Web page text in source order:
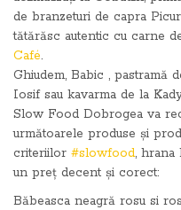
de branzeturi de capra
tătărăsc autentic cu carne
Café.
Ghiudem, Babic , pastramă
Iosif sau kavarma de la
Slow Food Dobrogea va
următoarele produse și
criteriilor #slowfood, hrana
un preț decent și corect:
Băbeasca neagră rosu si